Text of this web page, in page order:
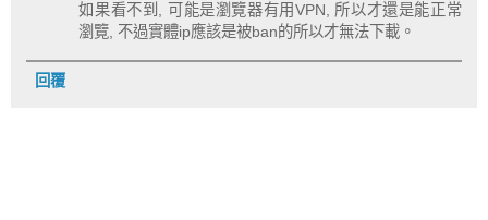
如果看不到, 可能是瀏覽器有用VPN, 所以才還是能正常
瀏覽, 不過實體ip應該是被ban的所以才無法下載。
回覆